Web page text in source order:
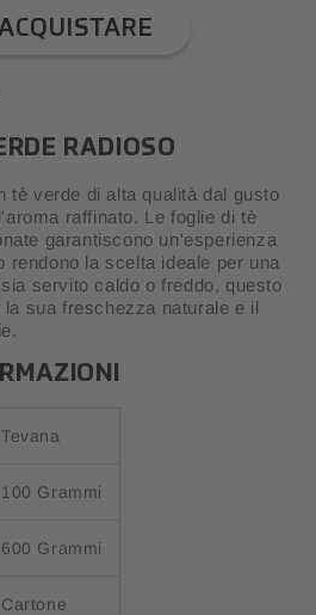
RADIOSO
tè verde di alta qualità dal gusto
raffinato. Le foglie di tè
garantiscono un'esperienza
rendono la scelta ideale per una
servito caldo o freddo, questo
sua freschezza naturale e il
Tevana
100 Grammi
600 Grammi
Cartone